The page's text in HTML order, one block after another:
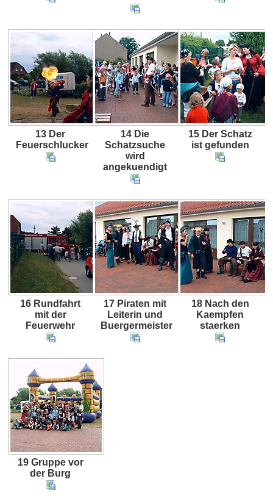
13 Der
Feuerschlucker
14 Die
Schatzsuche
wird
angekuendigt
15 Der Schatz
ist gefunden
16 Rundfahrt
mit der
Feuerwehr
17 Piraten mit
Leiterin und
Buergermeister
18 Nach den
Kaempfen
staerken
19 Gruppe vor
der Burg